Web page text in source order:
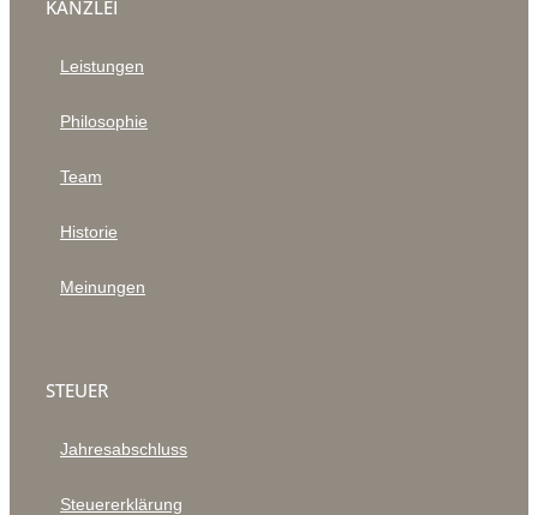
KANZLEI
Leistungen
Philosophie
Team
Historie
Meinungen
STEUER
Jahresabschluss
Steuererklärung